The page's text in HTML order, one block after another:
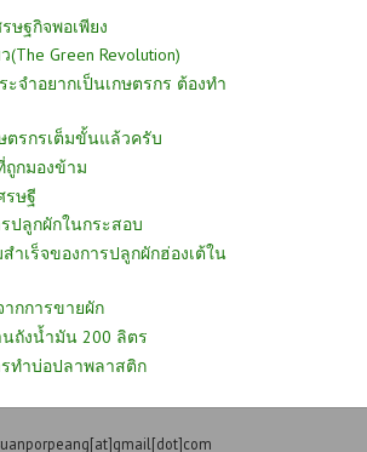
ษฐกิจพอเพียง
(The Green Revolution)
ะจำอยากเป็นเกษตรกร ต้องทำ
ตรกรเต็มขั้นแล้วครับ
กมองข้าม
รษฐี
ปลูกผักในกระสอบ
ำเร็จของการปลูกผักฮ่องเต้ใน
กการขายผัก
นถังน้ำมัน 200 ลิตร
ทำบ่อปลาพลาสติก